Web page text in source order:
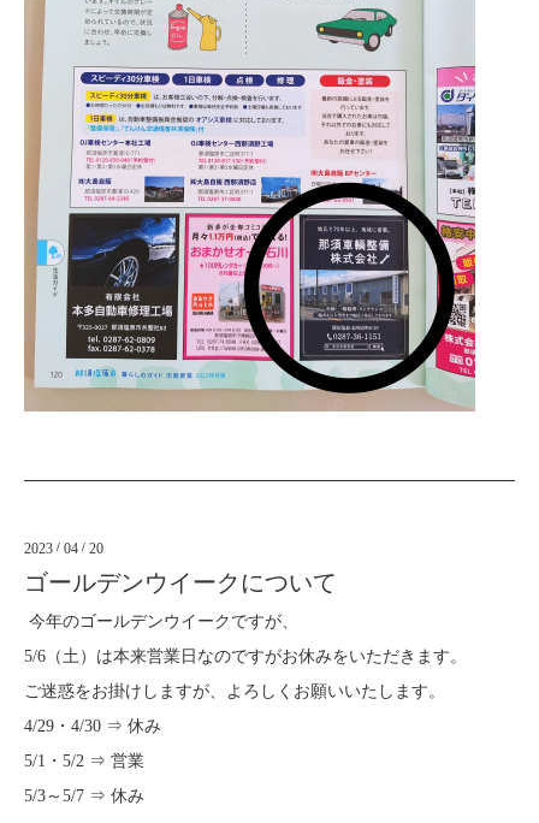
2023 / 04 / 20
ゴールデンウイークについて
今年のゴールデンウイークですが、
5/6（土）は本来営業日なのですがお休みをいただきます。
ご迷惑をお掛けしますが、よろしくお願いいたします。
4/29・4/30 ⇒ 休み
5/1・5/2 ⇒ 営業
5/3～5/7 ⇒ 休み